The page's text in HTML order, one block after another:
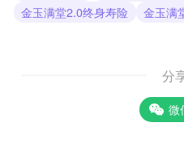
金玉满堂2.0终身寿险
金玉满
分
微